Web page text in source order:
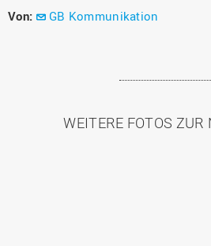
Von:
GB Kommunikation
WEITERE FOTOS